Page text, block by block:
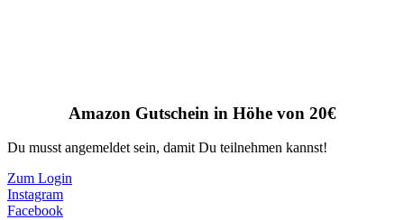
Amazon Gutschein in Höhe von 20€
Du musst angemeldet sein, damit Du teilnehmen kannst!
Zum Login
Instagram
Facebook